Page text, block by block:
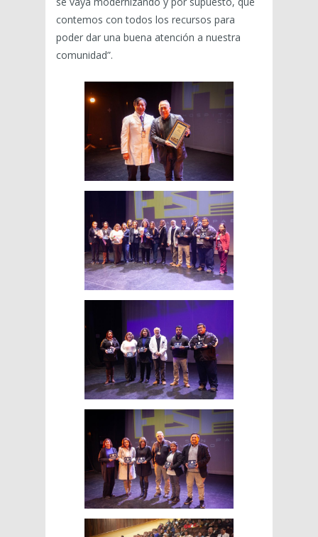
contemos con todos los recursos para
poder dar una buena atención a nuestra
comunidad”.